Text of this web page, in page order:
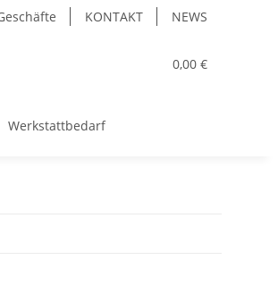
KONTAKT NEWS
0,00 €
Werkstattbedarf